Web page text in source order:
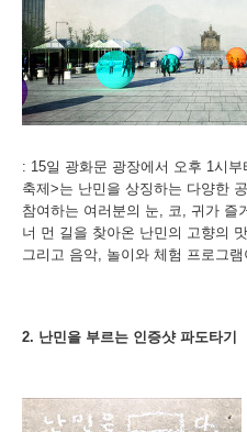
: 15일 광화문 광장에서 오후 1시
축제>는 난민을 상징하는 다양한
참여하는 여러분의 눈, 코, 귀가 즐
너 먼 길을 찾아온 난민의 고향의
그리고 음악, 놀이와 체험 프로그
2. 난민을 부르는 인증샷 파도타기